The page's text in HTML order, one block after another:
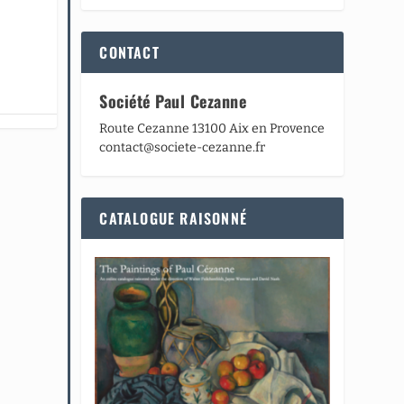
CONTACT
Société Paul Cezanne
Route Cezanne 13100 Aix en Provence
contact@societe-cezanne.fr
CATALOGUE RAISONNÉ